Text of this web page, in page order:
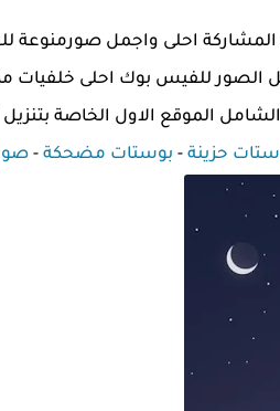
صورجميلة للفيس بوك جديدة 2021 قم بتحميل اجمل الصور
الموقع الاول الخاصة
حزينة - بوستات مضحكة -